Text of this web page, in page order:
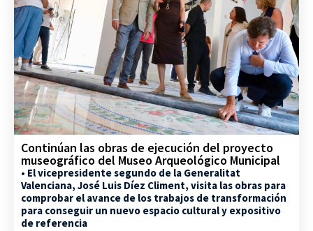
Continúan las obras de ejecución del proyecto
museográfico del Museo Arqueológico Municipal
• El vicepresidente segundo de la Generalitat
Valenciana, José Luis Díez Climent, visita las obras para
comprobar el avance de los trabajos de transformación
para conseguir un nuevo espacio cultural y expositivo
de referencia